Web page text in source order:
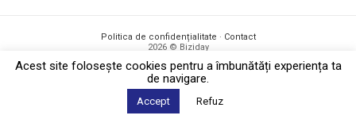
Politica de confidențialitate · Contact
2026 © Biziday
Acest site foloseşte cookies pentru a îmbunătăți experiența ta
de navigare.
Accept Refuz